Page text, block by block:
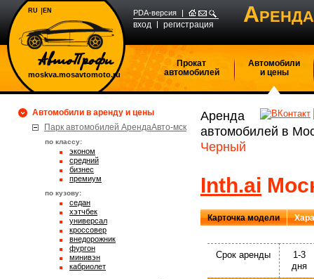
moskva.mosavtomoto.ru
PDA-версия
вход регистрация А
RU EN
Прокат
автомобилей
Автомобили
и цены
Автомобили в аренду и цены
Парк автомобилей АрендаАвто-мск
по классу:
эконом
средний
бизнес
премиум
по кузову:
седан
хэтчбек
универсал
кроссовер
внедорожник
фургон
минивэн
кабриолет
Аренда
автомобилей в
Черный
Inth.ai
Карточка модели
Срок аренды
1-3
дня